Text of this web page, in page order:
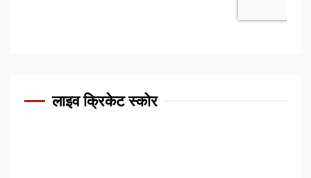
लाइव क्रिकेट स्कोर